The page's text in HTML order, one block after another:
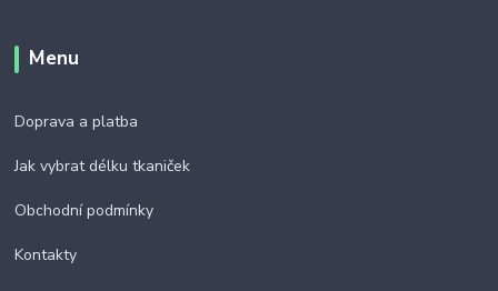
Menu
Doprava a platba
Jak vybrat délku tkaniček
Obchodní podmínky
Kontakty